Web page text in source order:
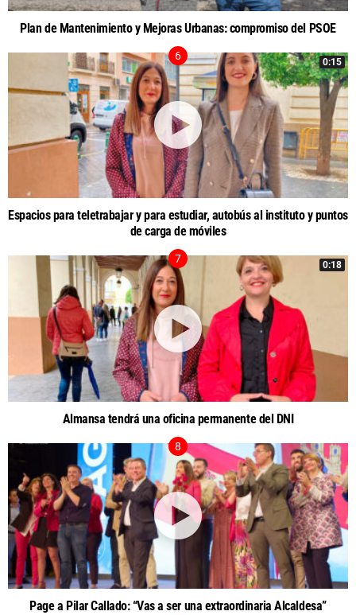
Plan de Mantenimiento y Mejoras Urbanas: compromiso del PSOE
0:15
Espacios para teletrabajar y para estudiar, autobús al instituto y puntos
de carga de móviles
0:18
Almansa tendrá una oficina permanente del DNI
Page a Pilar Callado: “Vas a ser una extraordinaria Alcaldesa”